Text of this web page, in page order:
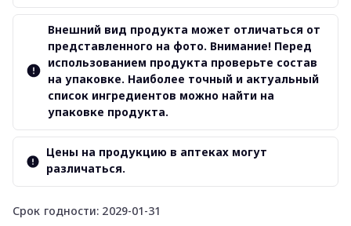
Срок годности: 2029-01-31
Внешний вид продукта может отличаться от
представленного на фото. Внимание! Перед
использованием продукта проверьте состав
на упаковке. Наиболее точный и актуальный
список ингредиентов можно найти на
упаковке продукта.
Цены на продукцию в аптеках могут
различаться.